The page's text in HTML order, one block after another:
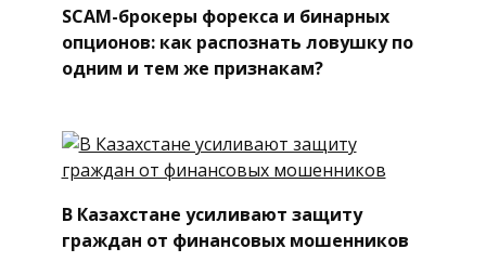
SCAM-брокеры форекса и бинарных
опционов: как распознать ловушку по
одним и тем же признакам?
В Казахстане усиливают защиту
граждан от финансовых мошенников